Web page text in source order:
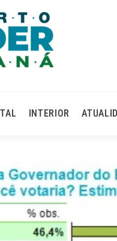
INTERIOR